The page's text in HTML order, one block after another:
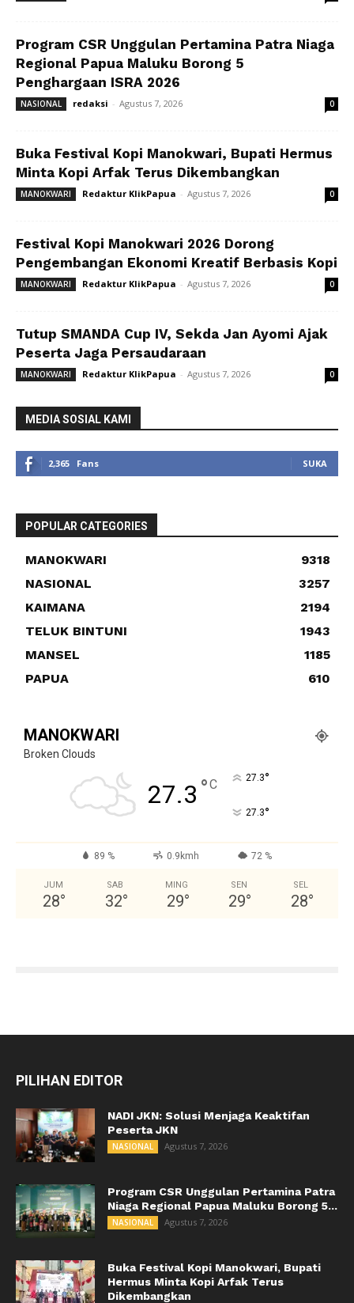
Program CSR Unggulan Pertamina Patra Niaga
Regional Papua Maluku Borong 5
Penghargaan ISRA 2026
NASIONAL redaksi - Agustus 7, 2026 0
Buka Festival Kopi Manokwari, Bupati Hermus
Minta Kopi Arfak Terus Dikembangkan
MANOKWARI Redaktur KlikPapua - Agustus 7, 2026 0
Festival Kopi Manokwari 2026 Dorong
Pengembangan Ekonomi Kreatif Berbasis Kopi
MANOKWARI Redaktur KlikPapua - Agustus 7, 2026 0
Tutup SMANDA Cup IV, Sekda Jan Ayomi Ajak
Peserta Jaga Persaudaraan
MANOKWARI Redaktur KlikPapua - Agustus 7, 2026 0
MEDIA SOSIAL KAMI
2,365 Fans SUKA
POPULAR CATEGORIES
MANOKWARI
9318
NASIONAL
3257
KAIMANA
2194
TELUK BINTUNI
1943
MANSEL
1185
PAPUA
610
MANOKWARI
Broken Clouds
27.3 °C 27.3°
27.3°
89 % 0.9kmh 72 %
JUM
28°
SAB
32°
MING
29°
SEN
29°
SEL
28°
PILIHAN EDITOR
NADI JKN: Solusi Menjaga Keaktifan
Peserta JKN
NASIONAL Agustus 7, 2026
Program CSR Unggulan Pertamina Patra
Niaga Regional Papua Maluku Borong 5...
NASIONAL Agustus 7, 2026
Buka Festival Kopi Manokwari, Bupati
Hermus Minta Kopi Arfak Terus
Dikembangkan